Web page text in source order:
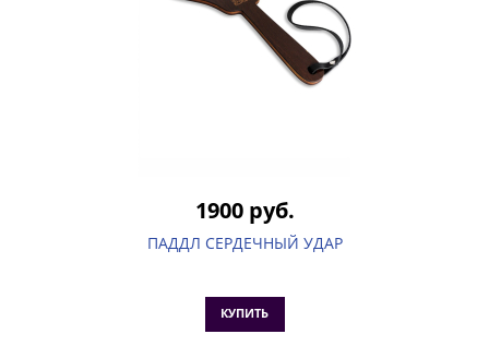
1900 руб.
ПАДДЛ СЕРДЕЧНЫЙ УДАР
КУПИТЬ